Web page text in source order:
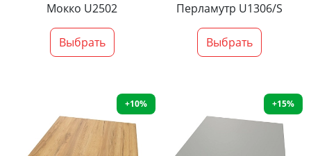
Мокко U2502
Выбрать
Перламутр U1306/S
Выбрать
+10% +15%